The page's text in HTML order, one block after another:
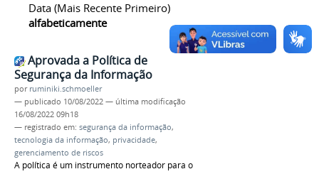
Data (mais Recente Primeiro)
alfabeticamente
Aprovada a Política de
Segurança da Informação
por ruminiki.schmoeller
— publicado 10/08/2022 — última modificação
16/08/2022 09h18
— registrado em: segurança da informação,
tecnologia da informação, privacidade,
gerenciamento de riscos
A política é um instrumento norteador para o